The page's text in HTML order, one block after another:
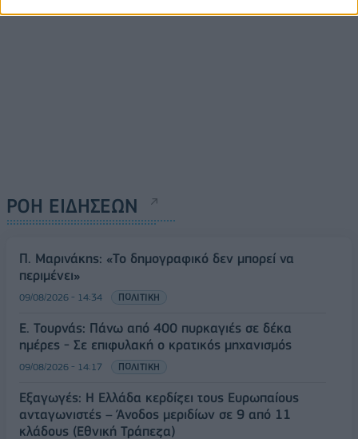
ΡΟΗ ΕΙΔΗΣΕΩΝ
Π. Μαρινάκης: «Το δημογραφικό δεν μπορεί να
περιμένει»
09/08/2026 - 14:34 ΠΟΛΙΤΙΚΗ
Ε. Τουρνάς: Πάνω από 400 πυρκαγιές σε δέκα
ημέρες - Σε επιφυλακή ο κρατικός μηχανισμός
09/08/2026 - 14:17 ΠΟΛΙΤΙΚΗ
Εξαγωγές: Η Ελλάδα κερδίζει τους Ευρωπαίους
ανταγωνιστές – Άνοδος μεριδίων σε 9 από 11
κλάδους (Εθνική Τράπεζα)